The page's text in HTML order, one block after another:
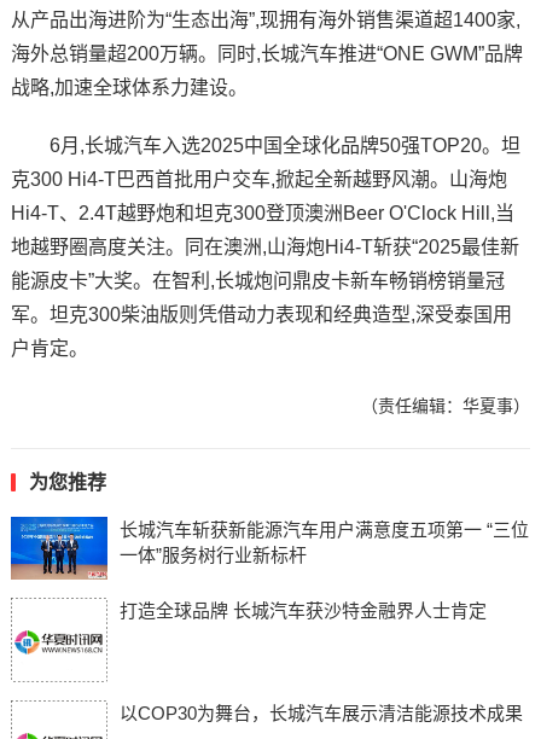
从产品出海进阶为“生态出海”,现拥有海外销售渠道超1400家,
海外总销量超200万辆。同时,长城汽车推进“ONE GWM”品牌
战略,加速全球体系力建设。
6月,长城汽车入选2025中国全球化品牌50强TOP20。坦
克300 Hi4-T巴西首批用户交车,掀起全新越野风潮。山海炮
Hi4-T、2.4T越野炮和坦克300登顶澳洲Beer O'Clock Hill,当
地越野圈高度关注。同在澳洲,山海炮Hi4-T斩获“2025最佳新
能源皮卡”大奖。在智利,长城炮问鼎皮卡新车畅销榜销量冠
军。坦克300柴油版则凭借动力表现和经典造型,深受泰国用
户肯定。
（责任编辑：华夏事）
为您推荐
长城汽车斩获新能源汽车用户满意度五项第一 “三位
一体”服务树行业新标杆
打造全球品牌 长城汽车获沙特金融界人士肯定
以COP30为舞台，长城汽车展示清洁能源技术成果